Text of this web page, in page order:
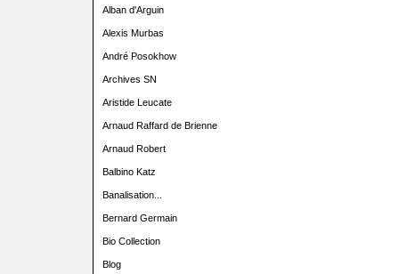
Alban d'Arguin
Alexis Murbas
André Posokhow
Archives SN
Aristide Leucate
Arnaud Raffard de Brienne
Arnaud Robert
Balbino Katz
Banalisation...
Bernard Germain
Bio Collection
Blog